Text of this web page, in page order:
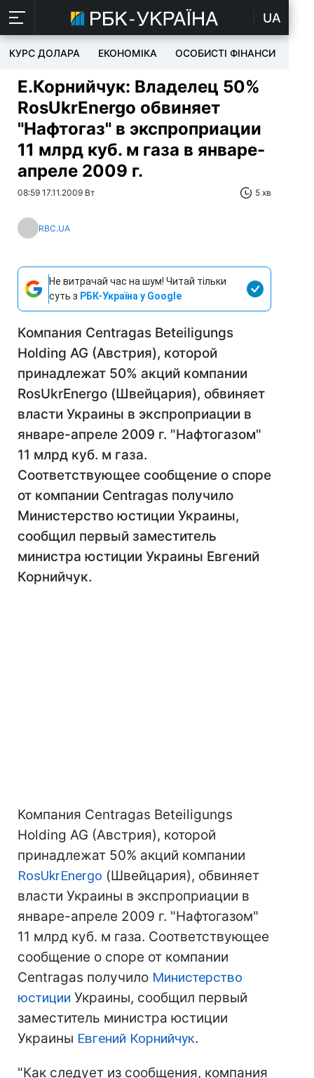
UA
КУРС ДОЛАРА ЕКОНОМІКА ОСОБИСТІ ФІНАНСИ
Е.Корнийчук: Владелец 50%
RosUkrEnergo обвиняет
"Нафтогаз" в экспроприации
11 млрд куб. м газа в январе-
апреле 2009 г.
08:59 17.11.2009 Вт 5 хв
RBC.UA
Не витрачай час на шум! Читай тільки
суть з РБК-Україна у Google
Компания Centragas Beteiligungs
Holding AG (Австрия), которой
принадлежат 50% акций компании
RosUkrEnergo (Швейцария), обвиняет
власти Украины в экспроприации в
январе-апреле 2009 г. "Нафтогазом"
11 млрд куб. м газа.
Соответствующее сообщение о споре
от компании Centragas получило
Министерство юстиции Украины,
сообщил первый заместитель
министра юстиции Украины Евгений
Корнийчук.
Компания Centragas Beteiligungs
Holding AG (Австрия), которой
принадлежат 50% акций компании
RosUkrEnergo (Швейцария), обвиняет
власти Украины в экспроприации в
январе-апреле 2009 г. "Нафтогазом"
11 млрд куб. м газа. Соответствующее
сообщение о споре от компании
Centragas получило Министерство
юстиции Украины, сообщил первый
заместитель министра юстиции
Украины Евгений Корнийчук.
"Как следует из сообщения, компания